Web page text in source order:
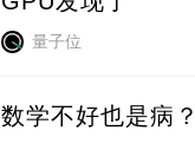
量子位
数学不好也是病？